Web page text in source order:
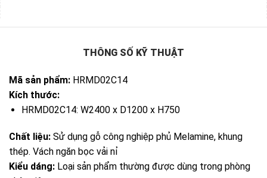
THÔNG SỐ KỸ THUẬT
Mã sản phẩm: HRMD02C14
Kích thước:
HRMD02C14: W2400 x D1200 x H750
Chất liệu: Sử dụng gỗ công nghiệp phủ Melamine, khung
thép. Vách ngăn bọc vải nỉ
Kiểu dáng: Loại sản phẩm thường được dùng trong phòng